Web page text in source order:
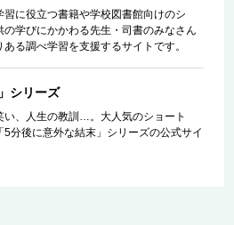
に役立つ書籍や学校図書館向けのシ
の学びにかかわる先生・司書のみなさん
る調べ学習を支援するサイトです。
シリーズ
い、人生の教訓…。大人気のショート
分後に意外な結末」シリーズの公式サイ